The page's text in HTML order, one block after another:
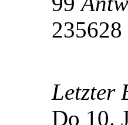
235628
Letzter
Do 10.